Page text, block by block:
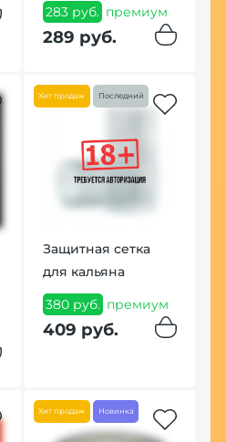
283 руб. премиум
289 руб.
Хит продаж Последний
Защитная сетка
для кальяна
380 руб. премиум
409 руб.
Хит продаж Новинка